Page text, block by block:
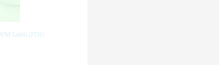
Lahti (FIN)